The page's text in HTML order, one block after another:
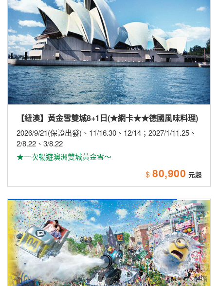
【紐澳】黃金雪雙城8+1日(★網卡★★德國風味料理)
2026/9/21(保證出發)、11/16.30、12/14；2027/1/11.25、
2/8.22、3/8.22
★一次暢遊澳洲雙城黃金雪～
$ 80,900